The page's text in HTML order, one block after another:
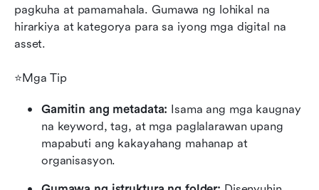
pagkuha at pamamahala. Gumawa ng lohikal na
hirarkiya at kategorya para sa iyong mga digital na
asset.
⭐Mga Tip
Gamitin ang metadata: Isama ang mga kaugnay
na keyword, tag, at mga paglalarawan upang
mapabuti ang kakayahang mahanap at
organisasyon.